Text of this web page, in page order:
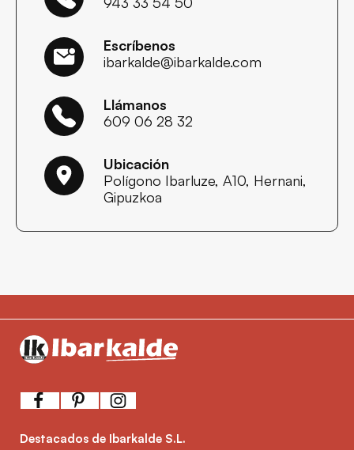
Escríbenos
ibarkalde@ibarkalde.com
Llámanos
609 06 28 32
Ubicación
Polígono Ibarluze, A10, Hernani,
Gipuzkoa
Destacados de Ibarkalde S.L.